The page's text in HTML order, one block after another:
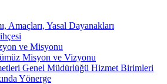
Amaçları, Yasal Dayanakları
ve Misyonu
Misyon ve Vizyonu
Genel Müdürlüğü Hizmet Birimleri
Yönerge